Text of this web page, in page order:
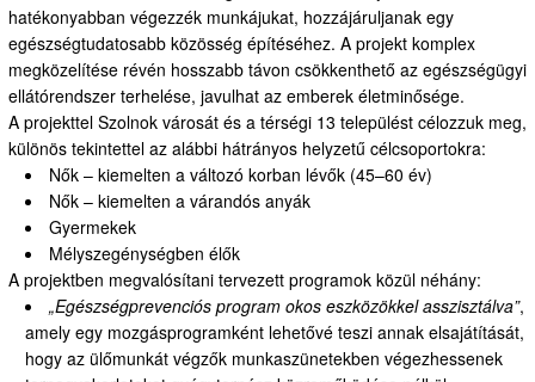
hatékonyabban végezzék munkájukat, hozzájáruljanak egy
egészségtudatosabb közösség építéséhez. A projekt komplex
megközelítése révén hosszabb távon csökkenthető az egészségügyi
ellátórendszer terhelése, javulhat az emberek életminősége.
A projekttel Szolnok városát és a térségi 13 települést célozzuk meg,
különös tekintettel az alábbi hátrányos helyzetű célcsoportokra:
Nők – kiemelten a változó korban lévők (45–60 év)
Nők – kiemelten a várandós anyák
Gyermekek
Mélyszegénységben élők
A projektben megvalósítani tervezett programok közül néhány:
„Egészségprevenciós program okos eszközökkel asszisztálva”,
amely egy mozgásprogramként lehetővé teszi annak elsajátítását,
hogy az ülőmunkát végzők munkaszünetekben végezhessenek